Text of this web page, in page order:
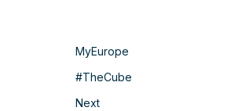
MyEurope
#TheCube
Next